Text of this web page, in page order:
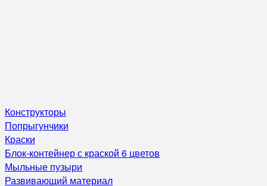
Конструкторы
Попрыгунчики
Краски
Блок-контейнер с краской 6 цветов
Мыльные пузыри
Развивающий материал